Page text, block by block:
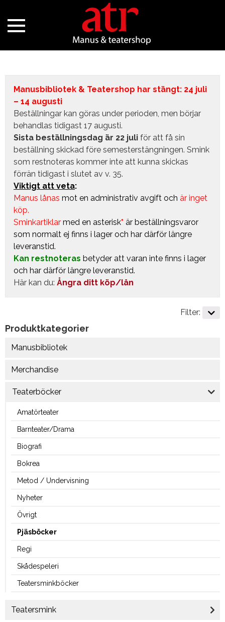
Manusbibliotek & Teatershop har stängt: 24 juli
– 14 augusti
Beställningar kan göras under perioden, men börjar
behandlas tidigast 17 augusti.
Sista beställningsdag är 22 juli för att få sin
beställning skickad före semesterstängningen. Smink
som restnoteras kommer inte att kunna skickas
förrän tidigast i slutet av v. 35.
Viktigt att veta:
Manus lånas mot en administrativ avgift och är inget
köp.
Sminkartiklar med en asterisk* är beställningsvaror
som normalt ej finns i lager och har därför längre
leveranstid.
Kan restnoteras betyder att varan inte finns i lager
och har därför längre leveranstid.
Här kan du: Ångra ditt köp/lån
Produktkategorier
Manusbibliotek
Merchandise
Teaterböcker
Amatörteater
Barnteater/Drama
Biografi
Bokrea
Metod / Undervisning
Nyheter
Övrigt
Pjäsböcker
Regi
Skådespeleri
Teatersminkböcker
Teatersmink
Filter: